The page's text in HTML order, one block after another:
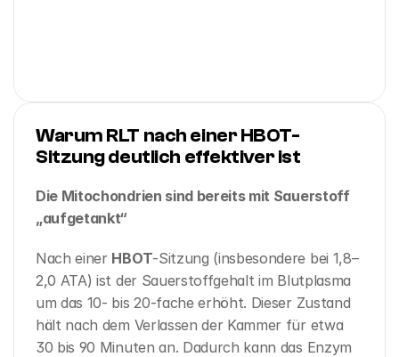
Warum RLT nach einer HBOT-
Sitzung deutlich effektiver ist
Die Mitochondrien sind bereits mit Sauerstoff
„aufgetankt“
Nach einer HBOT-Sitzung (insbesondere bei 1,8–
2,0 ATA) ist der Sauerstoffgehalt im Blutplasma
um das 10- bis 20-fache erhöht. Dieser Zustand
hält nach dem Verlassen der Kammer für etwa
30 bis 90 Minuten an. Dadurch kann das Enzym